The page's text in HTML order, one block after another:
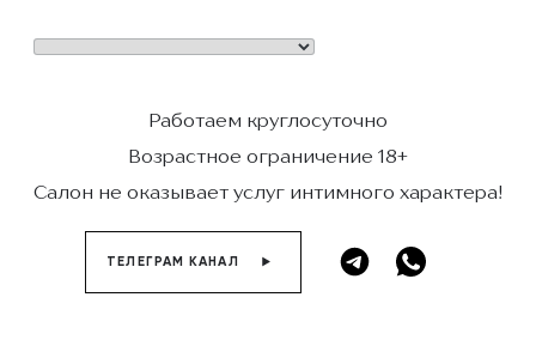
Работаем круглосуточно
Возрастное ограничение 18+
Салон не оказывает услуг интимного характера!
ТЕЛЕГРАМ КАНАЛ